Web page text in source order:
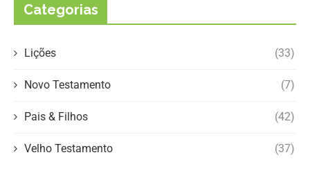
Categorias
Lições (33)
Novo Testamento (7)
Pais & Filhos (42)
Velho Testamento (37)